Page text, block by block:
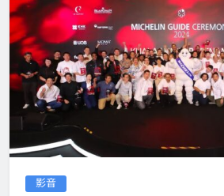
影音